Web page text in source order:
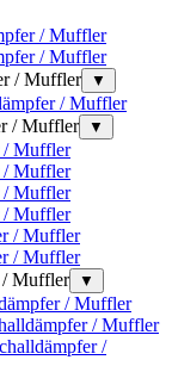
/ Muffler
/ Muffler
/ Muffler
▼
/ Muffler
/ Muffler
▼
/ Muffler
/ Muffler
/ Muffler
/ Muffler
/ Muffler
/ Muffler
/ Muffler
▼
/ Muffler
/ Muffler
/